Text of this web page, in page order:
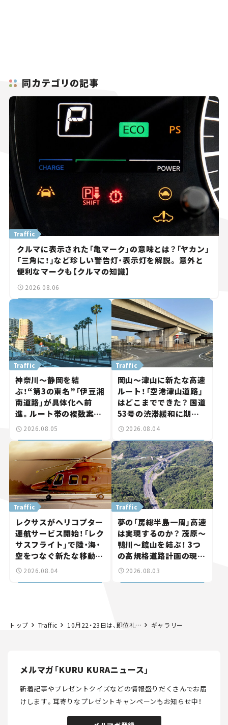
同カテゴリの記事
クルマに表示された「亀マーク」の意味とは？「ヤカン」
「三角に！」など珍しい警告灯・表示灯を解説。 意外と
便利なマークも【クルマの知識】
Traffic
2026.08.06
神奈川～静岡を結
ぶ！“第3の東名”「伊豆湘
南道路」が具体化へ前
進。ルート帯の複数案検
討へ。熱海まで信号ゼロ
道路計画】
Traffic
2026.08.05
岡山～津山に新たな高速
ルート！「空港津山道路」
はどこまでできた？ 国道
53号の渋滞緩和に期待。
岡山市側でも動きが【い
Traffic
2026.08.04
レクサスがヘリコプター
運航サービス開始！「レク
サスフライト」で陸・海・
空をつなぐ新たな移動体
験とは
Traffic
2026.08.04
夢の「房総半島一周」高速
は実現するのか？ 茂原～
鴨川～館山を結ぶ！ 3つ
の高規格道路計画の現
状。「館山鴨川道路」で検
Traffic
2026.08.03
トップ Traffic 10月22・23日は、即位礼正殿の儀により首都高で長時間通行止め ギャラリー
メルマガ「KURU KURAニュース」
新着記事やプレゼントクイズなどの情報盛りだくさんでお届
けします。耳寄りなプレゼントキャンペーンもお知らせ中！